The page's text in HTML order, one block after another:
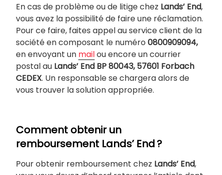
En cas de problème ou de litige chez Lands’ End,
vous avez la possibilité de faire une réclamation.
Pour ce faire, faites appel au service client de la
société en composant le numéro 0800909094,
en envoyant un mailou encore un courrier
postal au Lands’ End BP 80043, 57601 Forbach
CEDEX. Un responsable se chargera alors de
vous trouver la solution appropriée.
Comment obtenir un
remboursement Lands’ End ?
Pour obtenir remboursement chez Lands’ End,